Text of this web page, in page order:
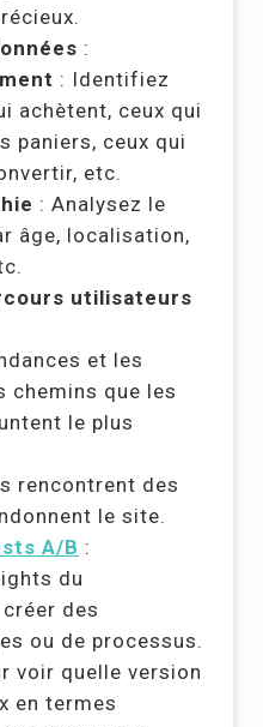
:
: Identifiez
achètent, ceux qui
paniers, ceux qui
etc.
: Analysez le
âge, localisation,
utilisateurs
et les
chemins que les
le plus
rencontrent des
le site.
A/B :
du
des
ou de processus.
voir quelle version
en termes